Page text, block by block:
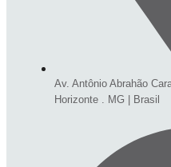
Av. Antônio Abrahão
Horizonte . MG | Brasil